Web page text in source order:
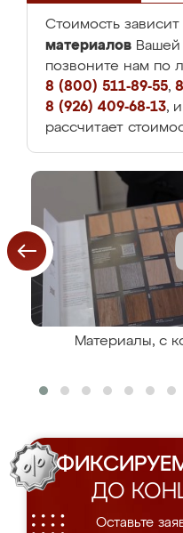
Стоимость зависит
материалов
позвоните нам по
8 (800) 511-89-55,
8 (926) 409-68-13,
рассчитает
Материалы, с
ДО
Оставьте